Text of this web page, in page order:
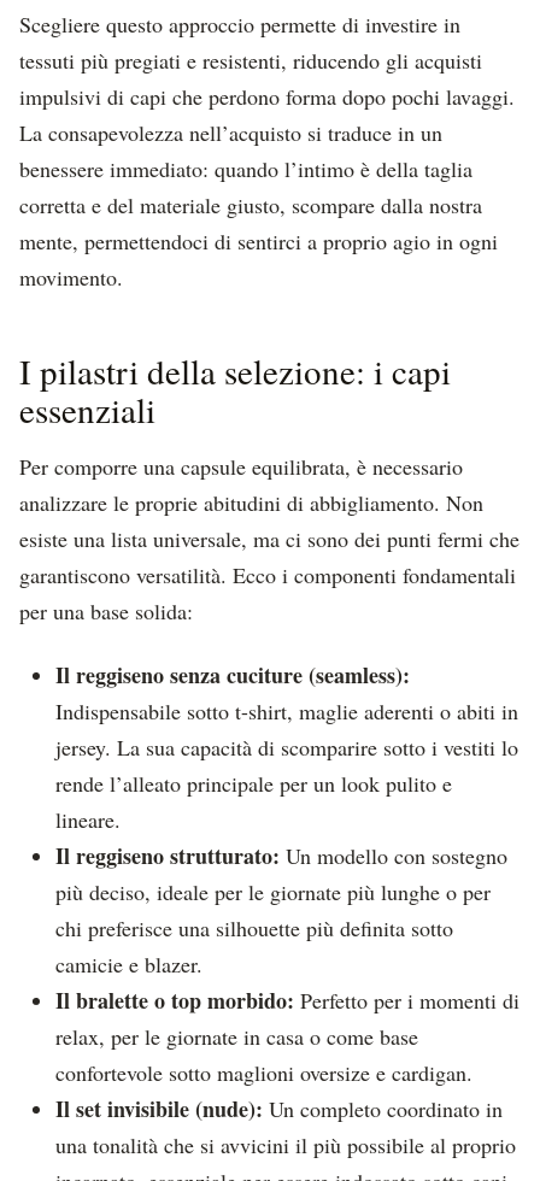
Scegliere questo approccio permette di investire in
tessuti più pregiati e resistenti, riducendo gli acquisti
impulsivi di capi che perdono forma dopo pochi lavaggi.
La consapevolezza nell’acquisto si traduce in un
benessere immediato: quando l’intimo è della taglia
corretta e del materiale giusto, scompare dalla nostra
mente, permettendoci di sentirci a proprio agio in ogni
movimento.
I pilastri della selezione: i capi
essenziali
Per comporre una capsule equilibrata, è necessario
analizzare le proprie abitudini di abbigliamento. Non
esiste una lista universale, ma ci sono dei punti fermi che
garantiscono versatilità. Ecco i componenti fondamentali
per una base solida:
Il reggiseno senza cuciture (seamless):
Indispensabile sotto t-shirt, maglie aderenti o abiti in
jersey. La sua capacità di scomparire sotto i vestiti lo
rende l’alleato principale per un look pulito e
lineare.
Il reggiseno strutturato: Un modello con sostegno
più deciso, ideale per le giornate più lunghe o per
chi preferisce una silhouette più definita sotto
camicie e blazer.
Il bralette o top morbido: Perfetto per i momenti di
relax, per le giornate in casa o come base
confortevole sotto maglioni oversize e cardigan.
Il set invisibile (nude): Un completo coordinato in
una tonalità che si avvicini il più possibile al proprio